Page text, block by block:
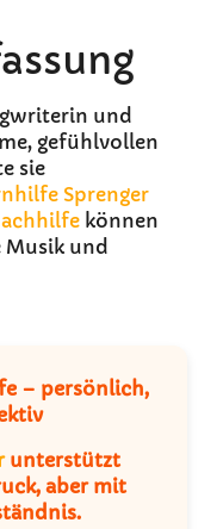
und
gefühlvollen
sie
Sprenger
können
Musik und
– persönlich,
unterstützt
aber mit